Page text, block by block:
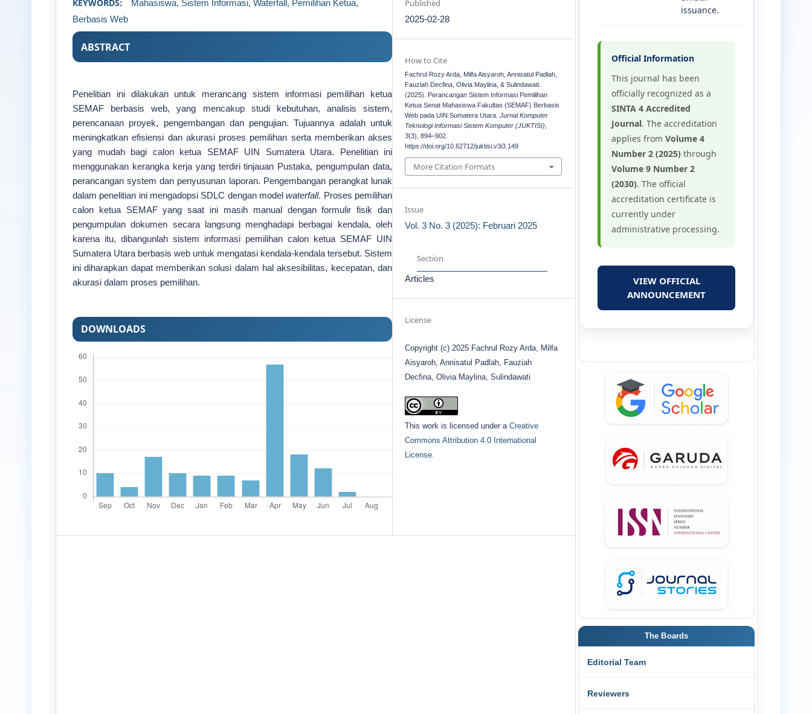
KEYWORDS:
Mahasiswa, Sistem Informasi, Waterfall, Pemilihan Ketua,
Berbasis Web
ABSTRACT
Penelitian ini dilakukan untuk merancang sistem informasi pemilihan ketua
SEMAF berbasis web, yang mencakup studi kebutuhan, analisis sistem,
perencanaan proyek, pengembangan dan pengujian. Tujuannya adalah untuk
meningkatkan efisiensi dan akurasi proses pemilihan serta memberikan akses
yang mudah bagi calon ketua SEMAF UIN Sumatera Utara. Penelitian ini
menggunakan kerangka kerja yang terdiri tinjauan Pustaka, pengumpulan data,
perancangan system dan penyusunan laporan. Pengembangan perangkat lunak
dalam penelitian ini mengadopsi SDLC dengan modelwaterfall. Proses pemilihan
calon ketua SEMAF yang saat ini masih manual dengan formulir fisik dan
pengumpulan dokumen secara langsung menghadapi berbagai kendala, oleh
karena itu, dibangunlah sistem informasi pemilihan calon ketua SEMAF UIN
Sumatera Utara berbasis web untuk mengatasi kendala-kendala tersebut. Sistem
ini diharapkan dapat memberikan solusi dalam hal aksesibilitas, kecepatan, dan
akurasi dalam proses pemilihan.
DOWNLOADS
Published
2025-02-28
How to Cite
Fachrul Rozy Arda, Milfa Aisyaroh, Annisatul Padlah,
Fauziah Decfina, Olivia Maylina, & Sulindawati.
(2025). Perancangan Sistem Informasi Pemilihan
Ketua Senat Mahasiswa Fakultas (SEMAF) Berbasis
Web pada UIN Sumatera Utara.Jurnal Komputer
Teknologi Informasi Sistem Komputer (JUKTISI)
3(3), 894–902.
https://doi.org/10.62712/juktisi.v3i3.149
More Citation Formats
Issue
Vol. 3 No. 3 (2025): Februari 2025
Section
Articles
License
Copyright (c) 2025 Fachrul Rozy Arda, Milfa
Aisyaroh, Annisatul Padlah, Fauziah
Decfina, Olivia Maylina, Sulindawati
This work is licensed under aCreative
Commons Attribution 4.0 International
License.
issuance.
Official Information
This journal has been
officially recognized as a
SINTA 4 Accredited
Journal. The accreditation
applies from Volume 4
Number 2 (2025) through
Volume 9 Number 2
(2030). The official
accreditation certificate is
currently under
administrative processing.
VIEW OFFICIAL
ANNOUNCEMENT
The Boards
Editorial Team
Reviewers